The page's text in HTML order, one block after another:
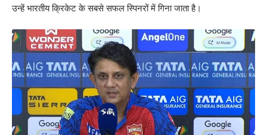
उन्हें भारतीय क्रिकेट के सबसे सफल स्पिनरों में गिना जाता है।